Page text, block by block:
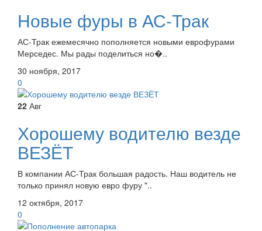
Новые фуры в АС-Трак
АС-Трак ежемесячно пополняется новыми еврофурами
Мерседес. Мы рады поделиться но�..
30 ноября, 2017
0
22 Авг
Хорошему водителю везде
ВЕЗЁТ
В компании АС-Трак большая радость. Наш водитель не
только принял новую евро фуру "..
12 октября, 2017
0